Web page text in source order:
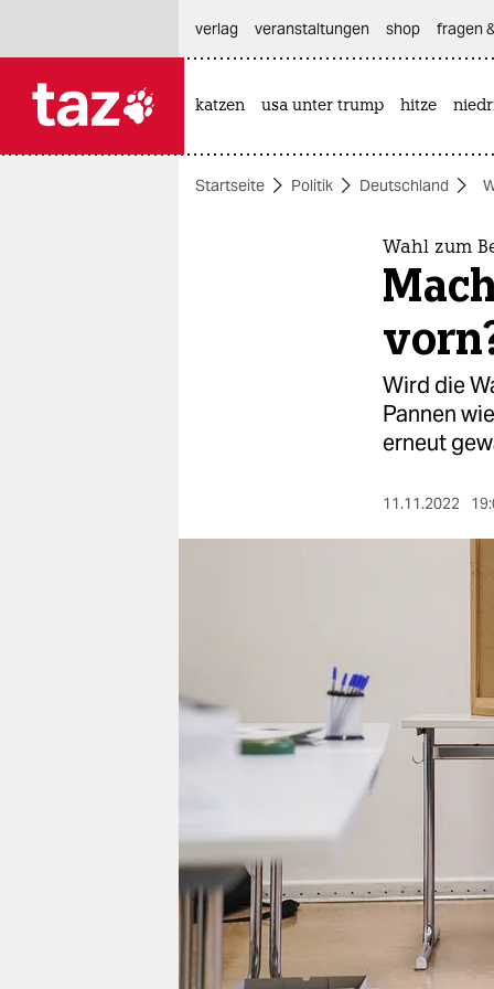
themen
nord
veranstaltungen
unterstützen
abo
genossenschaft
verlag
veranstaltungen shop fragen
katzen usa unter trump hitze
Startseite Politik Deutschland
Wahl zum
Wird die
Pannen
erneut
11.11.2022